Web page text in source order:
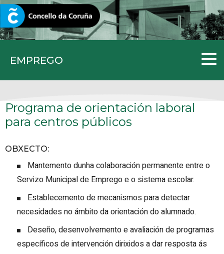
EMPREGO
CORUNA.GAL
Programa de orientación laboral
para centros públicos
OBXECTO:
Mantemento dunha colaboración permanente entre o
Servizo Municipal de Emprego e o sistema escolar.
Establecemento de mecanismos para detectar
necesidades no ámbito da orientación do alumnado.
Deseño, desenvolvemento e avaliación de programas
específicos de intervención dirixidos a dar resposta ás